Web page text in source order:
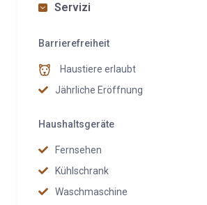
Servizi
Barrierefreiheit
Haustiere erlaubt
Jährliche Eröffnung
Haushaltsgeräte
Fernsehen
Kühlschrank
Waschmaschine